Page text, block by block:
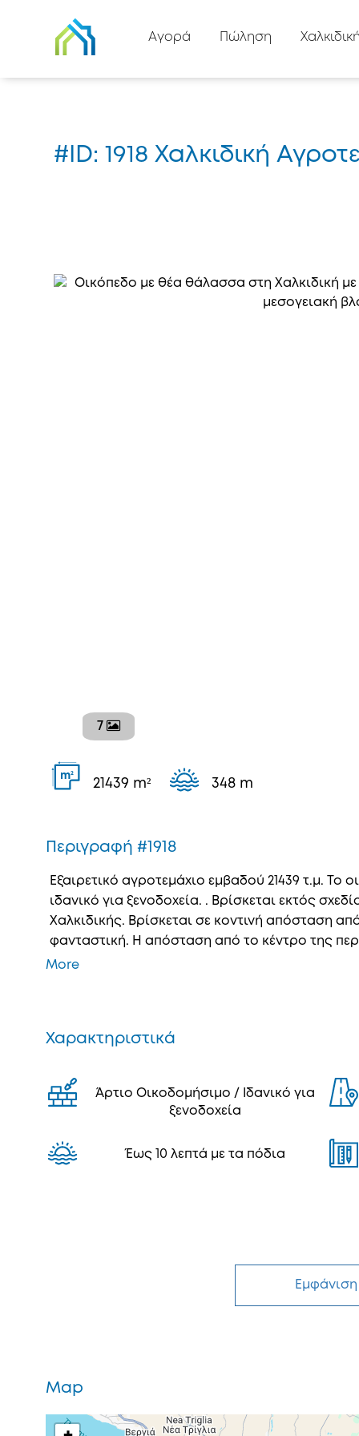
Αγορά Πώληση
#ID: 1918 Χαλκιδική
7
m2
21439 m² 348 m
Περιγραφή #1918
Εξαιρετικό αγροτεμάχιο εμβαδού 21439 τ.μ. Το
ιδανικό για ξενοδοχεία. . Βρίσκεται εκτός
Χαλκιδικής. Βρίσκεται σε κοντινή απόσταση
φανταστική. Η απόσταση από το κέντρο της
More
Χαρακτηριστικά
Άρτιο Οικοδομήσιμο / Ιδανικό για
ξενοδοχεία
Έως 10 λεπτά με τα πόδια
Map